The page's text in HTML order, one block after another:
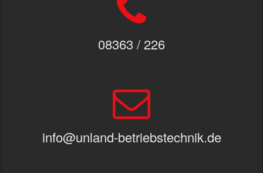
08363 / 226
info@unland-betriebstechnik.de